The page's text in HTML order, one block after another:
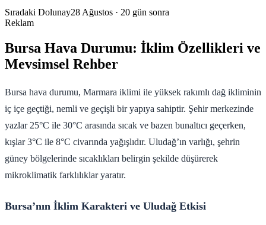
Sıradaki Dolunay28 Ağustos · 20 gün sonra
Reklam
Bursa Hava Durumu: İklim Özellikleri ve
Mevsimsel Rehber
Bursa hava durumu, Marmara iklimi ile yüksek rakımlı dağ ikliminin
iç içe geçtiği, nemli ve geçişli bir yapıya sahiptir. Şehir merkezinde
yazlar 25°C ile 30°C arasında sıcak ve bazen bunaltıcı geçerken,
kışlar 3°C ile 8°C civarında yağışlıdır. Uludağ’ın varlığı, şehrin
güney bölgelerinde sıcaklıkları belirgin şekilde düşürerek
mikroklimatik farklılıklar yaratır.
Bursa’nın İklim Karakteri ve Uludağ Etkisi